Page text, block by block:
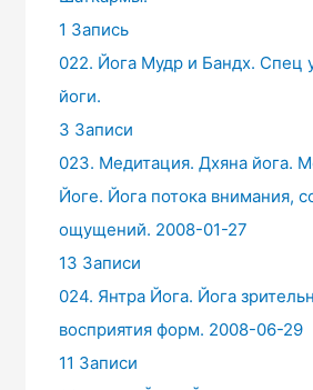
1 Запись
022. Йога Мудр и Бандх. Спец
йоги.
3 Записи
023. Медитация. Дхяна йога.
Йоге. Йога потока внимания,
ощущений. 2008-01-27
13 Записи
024. Янтра Йога. Йога
восприятия форм. 2008-06-29
11 Записи